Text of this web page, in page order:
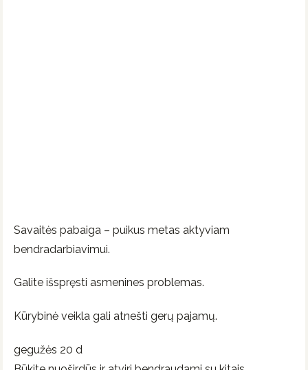
Savaitės pabaiga – puikus metas aktyviam
bendradarbiavimui.
Galite išspręsti asmenines problemas.
Kūrybinė veikla gali atnešti gerų pajamų.
gegužės 20 d